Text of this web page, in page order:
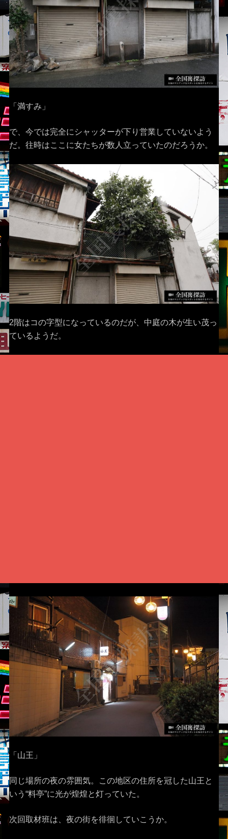
「満すみ」
で、今では完全にシャッターが下り営業していないよう
だ。往時はここに女たちが数人立っていたのだろうか。
2階はコの字型になっているのだが、中庭の木が生い茂っ
ているようだ。
「山王」
同じ場所の夜の雰囲気。この地区の住所を冠した山王と
いう“料亭”に光が煌煌と灯っていた。
次回取材班は、夜の街を徘徊していこうか。